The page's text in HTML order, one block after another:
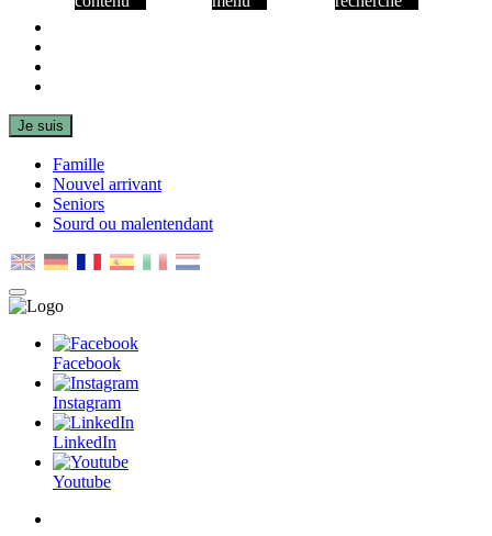
Je suis
Famille
Nouvel arrivant
Seniors
Sourd ou malentendant
MENU
PRINCIPAL
Facebook
Instagram
LinkedIn
Youtube